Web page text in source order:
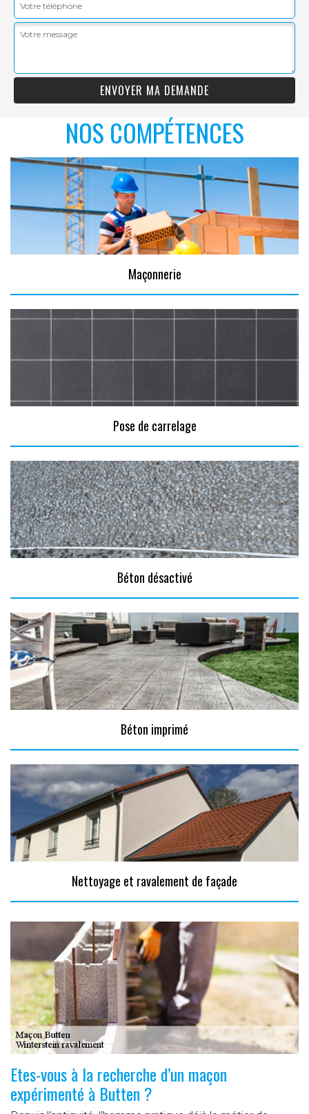
NOS COMPÉTENCES
Maçonnerie
Pose de carrelage
Béton désactivé
Béton imprimé
Nettoyage et ravalement de façade
Etes-vous à la recherche d’un maçon
expérimenté à Butten ?